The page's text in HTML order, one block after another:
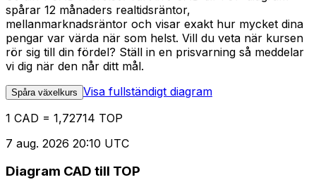
spårar 12 månaders realtidsräntor,
mellanmarknadsräntor och visar exakt hur mycket dina
pengar var värda när som helst. Vill du veta när kursen
rör sig till din fördel? Ställ in en prisvarning så meddelar
vi dig när den når ditt mål.
Spåra växelkurs Visa fullständigt diagram
1 CAD = 1,72714 TOP
7 aug. 2026 20:10 UTC
Diagram CAD till TOP